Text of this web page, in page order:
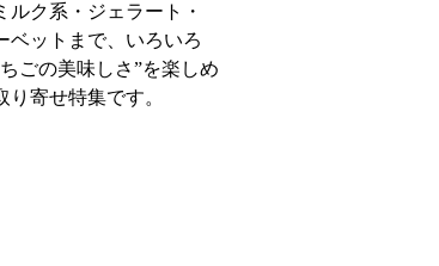
ルク系・ジェラート・
ベットまで、いろいろ
ごの美味しさ”を楽しめ
り寄せ特集です。